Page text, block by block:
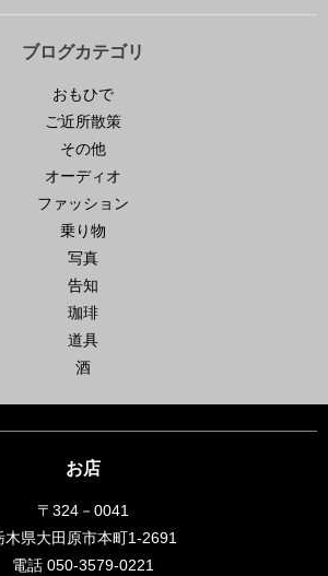
ブログカテゴリ
おもひで
ご近所散策
その他
オーディオ
ファッション
乗り物
写真
告知
珈琲
道具
酒
お店
〒324－0041
木県大田原市本町1-2691
電話 050-3579-0221